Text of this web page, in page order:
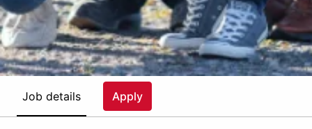
Job details Apply